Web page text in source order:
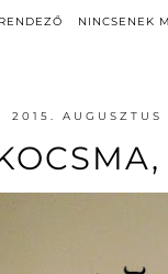
NINCSENEK
2015.